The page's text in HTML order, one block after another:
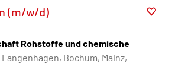
(m/w/d)
Rohstoffe und chemische
Langenhagen, Bochum, Mainz,